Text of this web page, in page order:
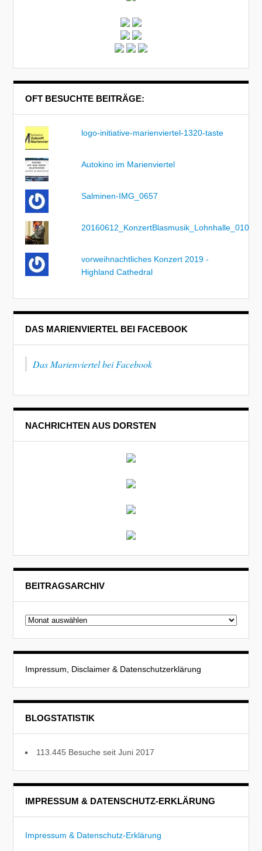
OFT BESUCHTE BEITRÄGE:
logo-initiative-marienviertel-1320-taste
Autokino im Marienviertel
Salminen-IMG_0657
20160612_KonzertBlasmusik_Lohnhalle_010
vorweihnachtliches Konzert 2019 -
Highland Cathedral
DAS MARIENVIERTEL BEI FACEBOOK
Das Marienviertel bei Facebook
NACHRICHTEN AUS DORSTEN
BEITRAGSARCHIV
Beitragsarchiv
Impressum, Disclaimer & Datenschutzerklärung
BLOGSTATISTIK
113.445 Besuche seit Juni 2017
IMPRESSUM & DATENSCHUTZ-ERKLÄRUNG
Impressum & Datenschutz-Erklärung